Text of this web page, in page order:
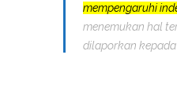
mempengaruhi
menemukan hal
dilaporkan